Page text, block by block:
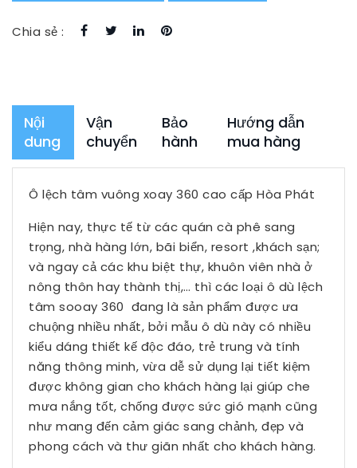
Chia sẻ :
Nội
dung
Vận
chuyển
Bảo
hành
Hướng dẫn
mua hàng
Ô lệch tâm vuông xoay 360 cao cấp Hòa Phát
Hiện nay, thực tế từ các quán cà phê sang
trọng, nhà hàng lớn, bãi biển, resort ,khách sạn;
và ngay cả các khu biệt thự, khuôn viên nhà ở
nông thôn hay thành thị,… thì các loại ô dù lệch
tâm sooay 360 đang là sản phẩm được ưa
chuộng nhiều nhất, bởi mẫu ô dù này có nhiều
kiểu dáng thiết kế độc đáo, trẻ trung và tính
năng thông minh, vừa dễ sử dụng lại tiết kiệm
được không gian cho khách hàng lại giúp che
mưa nắng tốt, chống được sức gió mạnh cũng
như mang đến cảm giác sang chảnh, đẹp và
phong cách và thư giãn nhất cho khách hàng.